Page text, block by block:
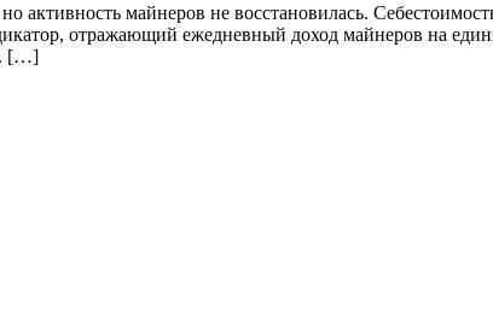
активность майнеров не восстановилась.
отражающий ежедневный доход майнеров на
[…]